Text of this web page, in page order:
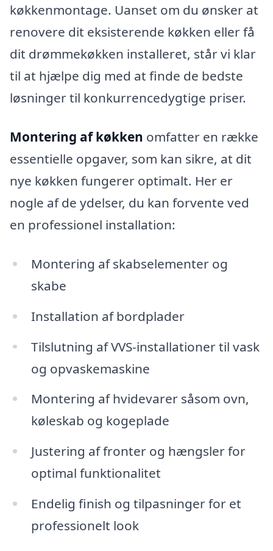
køkkenmontage. Uanset om du ønsker at
renovere dit eksisterende køkken eller få
dit drømmekøkken installeret, står vi klar
til at hjælpe dig med at finde de bedste
løsninger til konkurrencedygtige priser.
Montering af køkken omfatter en række
essentielle opgaver, som kan sikre, at dit
nye køkken fungerer optimalt. Her er
nogle af de ydelser, du kan forvente ved
en professionel installation:
Montering af skabselementer og
skabe
Installation af bordplader
Tilslutning af VVS-installationer til vask
og opvaskemaskine
Montering af hvidevarer såsom ovn,
køleskab og kogeplade
Justering af fronter og hængsler for
optimal funktionalitet
Endelig finish og tilpasninger for et
professionelt look